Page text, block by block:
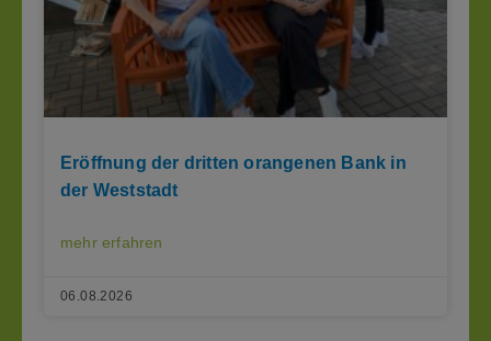
Eröffnung der dritten orangenen Bank in
der Weststadt
mehr erfahren
06.08.2026